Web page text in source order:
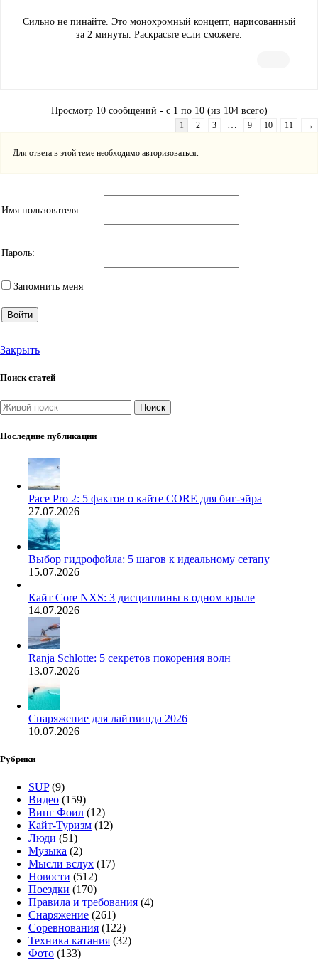
Сильно не пинайте. Это монохромный концепт, нарисованный
за 2 минуты. Раскрасьте если сможете.
Просмотр 10 сообщений - с 1 по 10 (из 104 всего)
1 2 3 … 9 10 11 →
Для ответа в этой теме необходимо авторизоваться.
Имя пользователя:
Пароль:
Запомнить меня
Войти
Закрыть
Поиск статей
Поиск
Последние публикации
Pace Pro 2: 5 фактов о кайте CORE для биг-эйра
27.07.2026
Выбор гидрофойла: 5 шагов к идеальному сетапу
15.07.2026
Кайт Core NXS: 3 дисциплины в одном крыле
14.07.2026
Ranja Schlotte: 5 секретов покорения волн
13.07.2026
Снаряжение для лайтвинда 2026
10.07.2026
Рубрики
SUP(9)
Видео (159)
Винг Фоил (12)
Кайт-Туризм (12)
Люди (51)
Музыка (2)
Мысли вслух (17)
Новости (512)
Поездки (170)
Правила и требования (4)
Снаряжение (261)
Соревнования (122)
Техника катания (32)
Фото (133)